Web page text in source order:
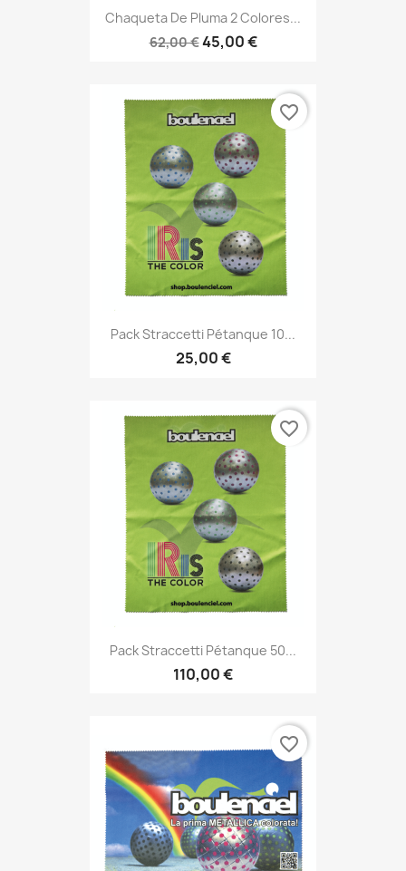
Chaqueta De Pluma 2 Colores...
62,00 €45,00 €
Pack Straccetti Pétanque 10...
25,00 €
favorite_border
Pack Straccetti Pétanque 50...
110,00 €
favorite_border
favorite_border